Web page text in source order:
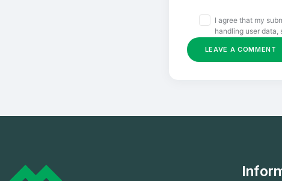
I agree that my
handling user data,